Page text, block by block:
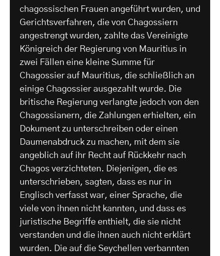
chagossischen Frauen angeführt wurden, und
Gerichtsverfahren, die von Chagossiern
angestrengt wurden, zahlte das Vereinigte
Königreich der Regierung von Mauritius in
zwei Fällen eine kleine Summe für
Chagossier auf Mauritius, die schließlich an
einige Chagossier ausgezahlt wurde. Die
britische Regierung verlangte jedoch von den
Chagossianern, die Zahlungen erhielten, ein
Dokument zu unterschreiben oder einen
Daumenabdruck zu machen, mit dem sie
angeblich auf ihr Recht auf Rückkehr nach
Chagos verzichteten. Diejenigen, die es
unterschrieben, sagten, dass es nur in
Englisch verfasst war, einer Sprache, die
viele von ihnen nicht kannten, und dass es
juristische Begriffe enthielt, die sie nicht
verstanden und die ihnen auch nicht erklärt
wurden. Die auf die Seychellen verbannten